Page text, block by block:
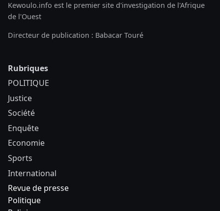
Kewoulo.info est le premier site d'investigation de l'Afrique
de l'Ouest
Directeur de publication : Babacar Touré
Rubriques
POLITIQUE
Justice
Société
Enquête
Economie
Sports
International
Revue de presse
Politique